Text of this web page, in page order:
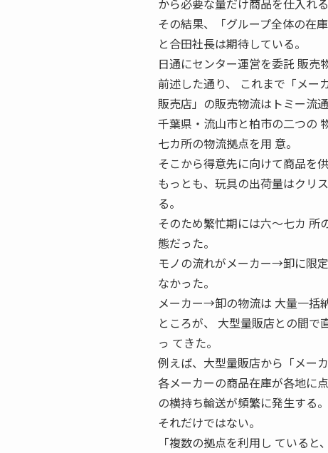
から必要な量だけ商品を仕入れ
その結果、「グループ全体の在
と合田社長は期待している。
日通にセンター運営を委託 販売
前述した通り、 これまで「メー
販売店」の販売物流はトミー流
千葉県・流山市と柏市の二つの
七カ所の物流拠点を用 意。
そこから得意先に向けて商品を
もっとも、玩具の出荷量はクリ
る。
そのため繁忙期には六〜七カ 所
態だった。
モノの流れがメーカー→卸に限
なかった。
メーカー→卸の物流は 大量一括
ところが、 大型量販店との間
っ てきた。
例えば、大型量販店から「メー
各メーカーの商品在庫が各地に
の横持ち輸送が頻繁に発生する。
それだけではない。
「複数の拠点を利用し ている